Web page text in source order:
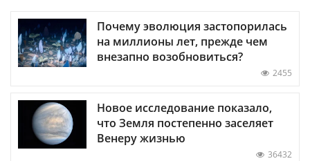
Почему эволюция застопорилась
на миллионы лет, прежде чем
внезапно возобновиться?
2455
Новое исследование показало,
что Земля постепенно заселяет
Венеру жизнью
36432